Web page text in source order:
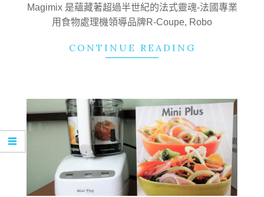
Magimix 是蘊藏著超過半世紀的法式靈魂-法國專業
用食物處理機領導品牌R-Coupe, Robo
CONTINUE READING